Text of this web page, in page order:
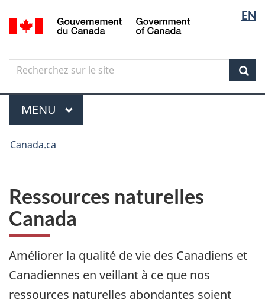
Aller
au
principal
Skip
to
government"
Passer
à
version
simplifiée
langue
EN
Canada
Search
Recherchez
sur
le
site
Menu
MENU PRINCIPAL
êtes
Canada.ca
Ressources naturelles
Canada
Améliorer la qualité de vie des Canadiens et
Canadiennes en veillant à ce que nos
ressources naturelles abondantes soient